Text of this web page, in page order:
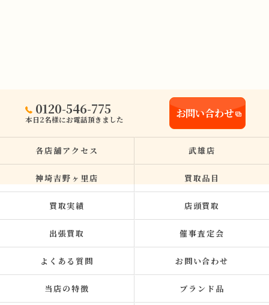
0120-546-775
本日2名様にお電話頂きました お問い合わせ
各店舗アクセス 武雄店
神埼吉野ヶ里店 買取品目
買取実績 店頭買取
出張買取 催事査定会
よくある質問 お問い合わせ
当店の特徴 ブランド品